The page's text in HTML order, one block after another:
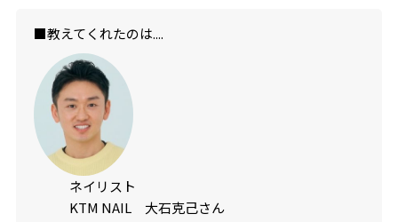
■教えてくれたのは....
ネイリスト
KTM NAIL 大石克己さん